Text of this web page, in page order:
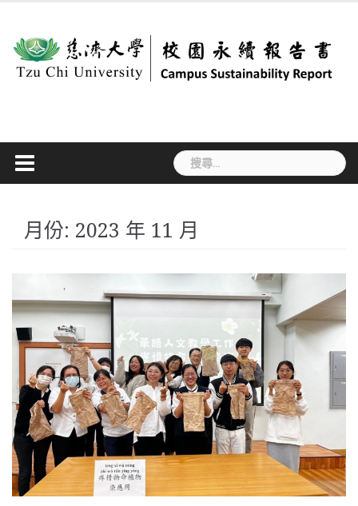
content
搜
尋
字:
月份: 2023 年 11 月